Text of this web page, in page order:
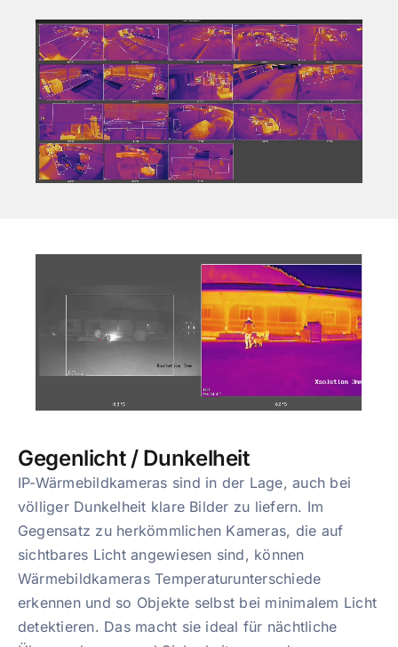
Gegenlicht / Dunkelheit
IP-Wärmebildkameras sind in der Lage, auch bei
völliger Dunkelheit klare Bilder zu liefern. Im
Gegensatz zu herkömmlichen Kameras, die auf
sichtbares Licht angewiesen sind, können
Wärmebildkameras Temperaturunterschiede
erkennen und so Objekte selbst bei minimalem Licht
detektieren. Das macht sie ideal für nächtliche